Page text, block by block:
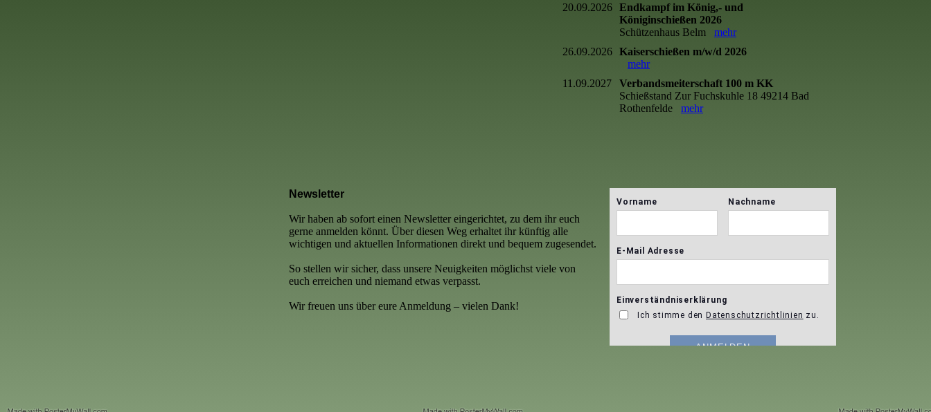
20.09.2026 Endkampf im König,- und
Königinschießen 2026
Schützenhaus Belm mehr
26.09.2026 Kaiserschießen m/w/d 2026
mehr
11.09.2027
Verbandsmeiterschaft 100 m KK
Schießstand Zur Fuchskuhle 18 49214 Bad
Rothenfelde mehr
Newsletter
Wir haben ab sofort einen Newsletter eingerichtet, zu dem ihr euch
gerne anmelden könnt. Über diesen Weg erhaltet ihr künftig alle
wichtigen und aktuellen Informationen direkt und bequem zugesendet.
So stellen wir sicher, dass unsere Neuigkeiten möglichst viele von
euch erreichen und niemand etwas verpasst.
Wir freuen uns über eure Anmeldung – vielen Dank!